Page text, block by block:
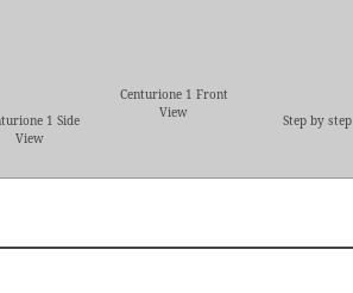
1 Side
View
Centurione 1 Front
View
Step by step